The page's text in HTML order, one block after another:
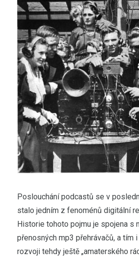
Poslouchání podcastů se v
stalo jedním z fenoménů digitální
Historie tohoto pojmu je spojena s
přenosných mp3 přehrávačů, a tím
rozvoji tehdy ještě „amaterského